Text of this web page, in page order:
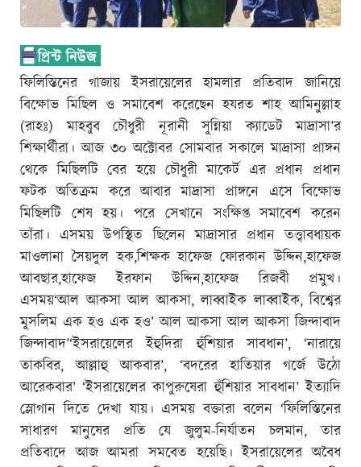
ফিলিস্তিনের গাজায় ইসরায়েলের হামলার প্রতিবাদ জানিয়ে
বিক্ষোভ মিছিল ও সমাবেশ করেছেন হযরত শাহ আমিনুল্লাহ
(রাহঃ) মাহবুব চৌধুরী নূরানী সুন্নিয়া ক্যাডেট মাদ্রাসা’র
শিক্ষার্থীরা। আজ ৩০ অক্টোবর সোমবার সকালে মাদ্রাসা প্রাঙ্গন
থেকে মিছিলটি বের হয়ে চৌধুরী মাকের্ট এর প্রধান প্রধান
ফটক অতিক্রম করে আবার মাদ্রাসা প্রাঙ্গনে এসে বিক্ষোভ
মিছিলটি শেষ হয়। পরে সেখানে সংক্ষিপ্ত সমাবেশ করেন
তাঁরা। এসময় উপস্থিত ছিলেন মাদ্রাসার প্রধান তত্ত্বাবধায়ক
মাওলানা সৈয়দুল হক,শিক্ষক হাফেজ ফোরকান উদ্দিন,হাফেজ
আবছার,হাফেজ ইরফান উদ্দিন,হাফেজ রিজবী প্রমুখ।
এসময়‘আল আকসা আল আকসা, লাব্বাইক লাব্বাইক, বিশ্বের
মুসলিম এক হও এক হও’ আল আকসা আল আকসা জিন্দাবাদ
জিন্দাবাদ’‘ইসরায়েলের ইহুদিরা হুঁশিয়ার সাবধান’, ‘নারায়ে
তাকবির, আল্লাহু আকবার’, ‘বদরের হাতিয়ার গর্জে উঠো
আরেকবার’ ‘ইসরায়েলের কাপুরুষেরা হুঁশিয়ার সাবধান’ ইত্যাদি
স্লোগান দিতে দেখা যায়। এসময় বক্তারা বলেন ‘ফিলিস্তিনের
সাধারণ মানুষের প্রতি যে জুলুম-নির্যাতন চলমান, তার
প্রতিবাদে আজ আমরা সমবেত হয়েছি। ইসরায়েলের অবৈধ